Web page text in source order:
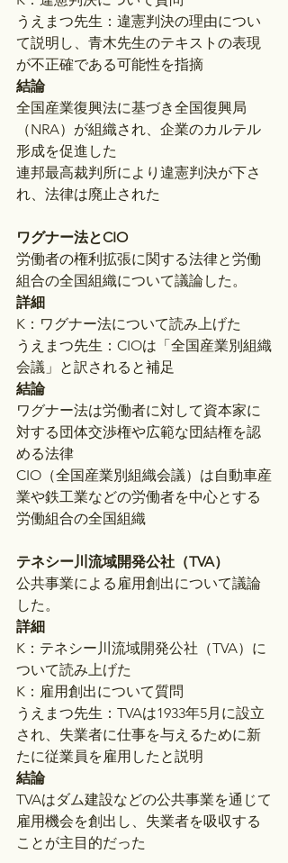
うえまつ先生：違憲判決の理由につい
て説明し、青木先生のテキストの表現
が不正確である可能性を指摘
結論
全国産業復興法に基づき全国復興局
（NRA）が組織され、企業のカルテル
形成を促進した
連邦最高裁判所により違憲判決が下さ
れ、法律は廃止された
ワグナー法とCIO
労働者の権利拡張に関する法律と労働
組合の全国組織について議論した。
詳細
K：ワグナー法について読み上げた
うえまつ先生：CIOは「全国産業別組織
会議」と訳されると補足
結論
ワグナー法は労働者に対して資本家に
対する団体交渉権や広範な団結権を認
める法律
CIO（全国産業別組織会議）は自動車産
業や鉄工業などの労働者を中心とする
労働組合の全国組織
テネシー川流域開発公社（TVA）
公共事業による雇用創出について議論
した。
詳細
K：テネシー川流域開発公社（TVA）に
ついて読み上げた
K：雇用創出について質問
うえまつ先生：TVAは1933年5月に設立
され、失業者に仕事を与えるために新
たに従業員を雇用したと説明
結論
TVAはダム建設などの公共事業を通じて
雇用機会を創出し、失業者を吸収する
ことが主目的だった